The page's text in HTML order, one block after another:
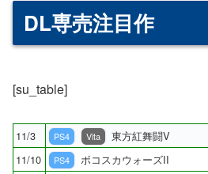
DL専売注目作
[su_table]
11/3 PS4 Vita
東方紅舞闘V
11/10
PS4
ボコスカウォーズII